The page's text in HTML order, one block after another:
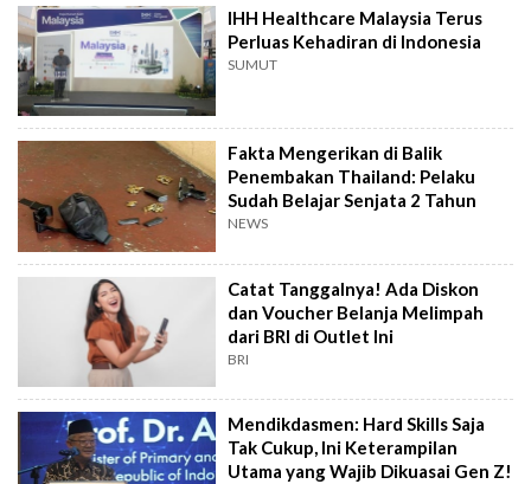
IHH Healthcare Malaysia Terus
Perluas Kehadiran di Indonesia
SUMUT
Fakta Mengerikan di Balik
Penembakan Thailand: Pelaku
Sudah Belajar Senjata 2 Tahun
NEWS
Catat Tanggalnya! Ada Diskon
dan Voucher Belanja Melimpah
dari BRI di Outlet Ini
BRI
Mendikdasmen: Hard Skills Saja
Tak Cukup, Ini Keterampilan
Utama yang Wajib Dikuasai Gen Z!